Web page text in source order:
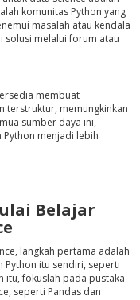
komunitas Python yang
masalah atau kendala
solusi melalui forum atau
membuat
terstruktur, memungkinkan
sumber daya ini,
menjadi lebih
Belajar
langkah pertama adalah
itu sendiri, seperti
itu, fokuslah pada pustaka
seperti Pandas dan